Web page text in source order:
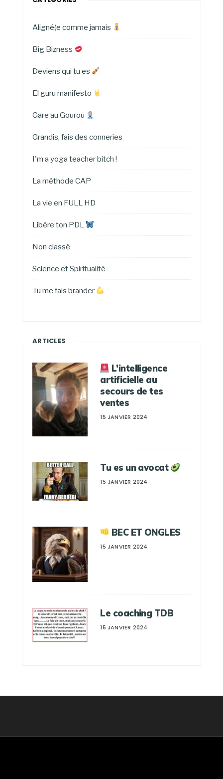
Aligné(e comme jamais
Big Bizness
Deviens qui tu es
El guru manifesto
Gare au Gourou
Grandis, fais des conneries
I'm a yoga teacher bitch !
La méthode CAP
La vie en FULL HD
Libère ton PDL
Non classé
Science et Spiritualité
Tu me fais brander
ARTICLES
L’intelligence
artificielle au
secours de tes
ventes
15 JANVIER 2024
Tu es un avocat
15 JANVIER 2024
BEC ET ONGLES
15 JANVIER 2024
Le coaching TDB
15 JANVIER 2024